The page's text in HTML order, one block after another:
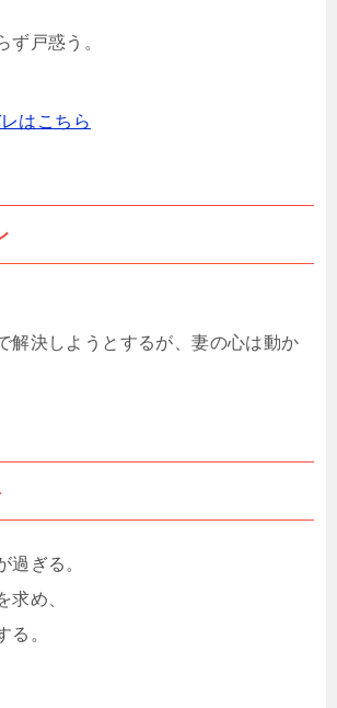
ず戸惑う。
はこちら
解決しようとするが、妻の心は動か
過ぎる。
求め、
る。